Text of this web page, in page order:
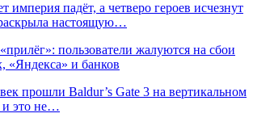
империя падёт, а четверо героев исчезнут
настоящую…
пользователи жалуются на сбои
«Яндекса» и банков
прошли Baldur’s Gate 3 на вертикальном
это не…